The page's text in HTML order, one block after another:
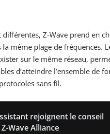
Z-Wave prend en
même plage de fréquences.
sur le même réseau,
d’atteindre l’ensemble de
sans fil.
rejoignent le conseil
Wave Alliance